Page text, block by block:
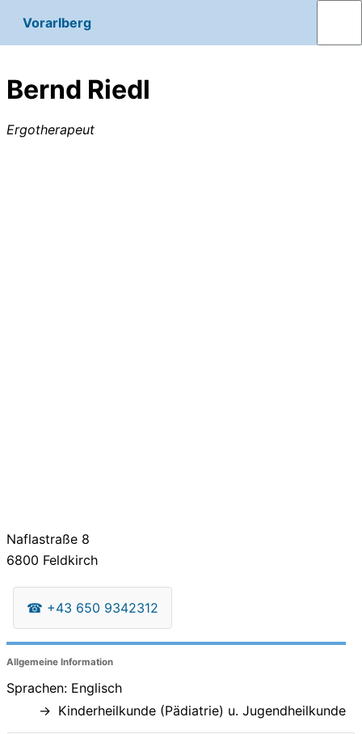
Vorarlberg
Bernd Riedl
Ergotherapeut
Naflastraße 8
6800 Feldkirch
☎ +43 650 9342312
Allgemeine Information
Sprachen: Englisch
Kinderheilkunde (Pädiatrie) u. Jugendheilkunde